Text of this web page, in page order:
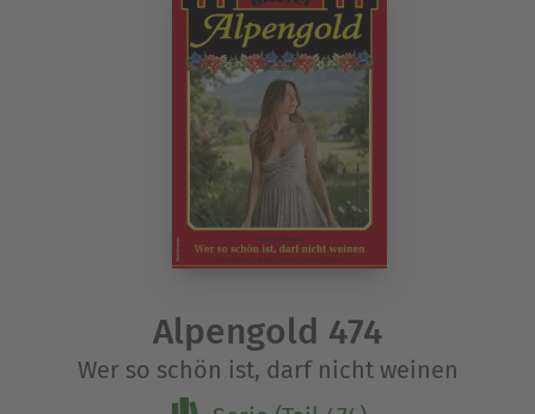
Alpengold 474
Wer so schön ist, darf nicht weinen